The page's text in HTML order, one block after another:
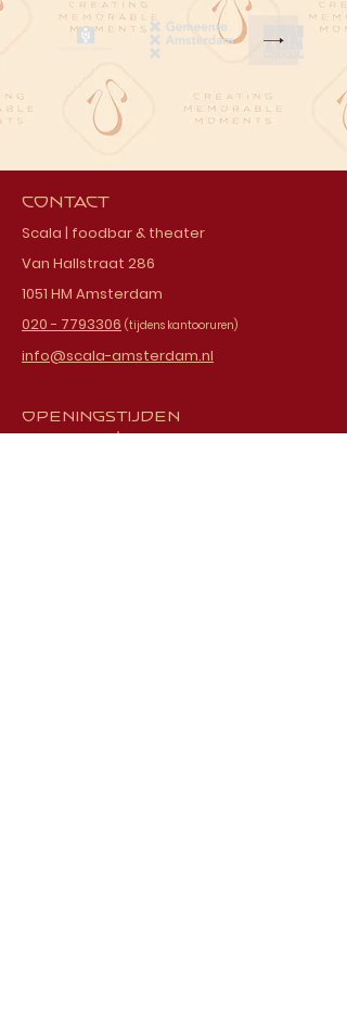
Contact
Scala | foodbar & theater
Van Hallstraat 286
1051 HM Amsterdam
020 - 7793306 (tijdens kantooruren)
info@scala-amsterdam.nl
Openingstijden
donderdag t/m zaterdag